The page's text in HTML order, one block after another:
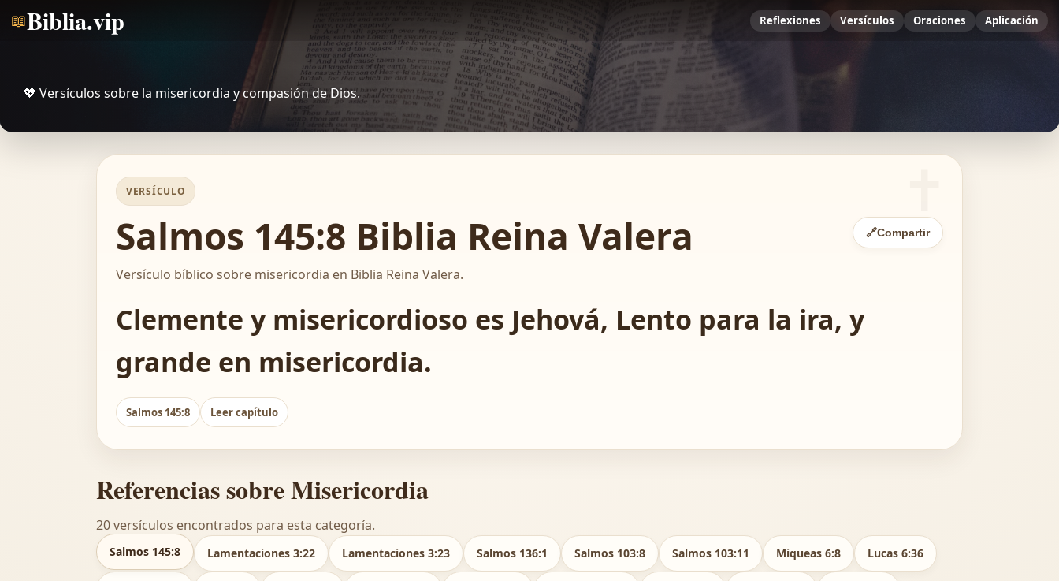
📖Biblia.vip Reflexiones Versículos Oraciones Aplicación
💖 Versículos sobre la misericordia y compasión de Dios.
VERSÍCULO
Salmos 145:8 Biblia Reina Valera 🔗Compartir
Versículo bíblico sobre misericordia en Biblia Reina Valera.
Clemente y misericordioso es Jehová, Lento para la ira, y
grande en misericordia.
Salmos 145:8 Leer capítulo
Referencias sobre Misericordia
20 versículos encontrados para esta categoría.
Salmos 145:8 Lamentaciones 3:22 Lamentaciones 3:23 Salmos 136:1 Salmos 103:8 Salmos 103:11 Miqueas 6:8 Lucas 6:36